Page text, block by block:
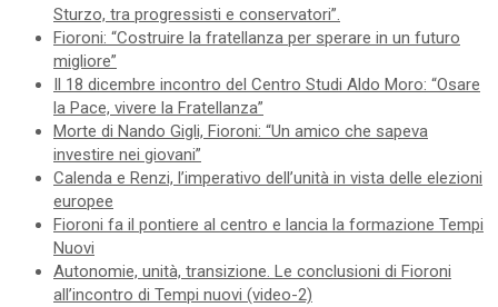
Sturzo, tra progressisti e conservatori”.
Fioroni: “Costruire la fratellanza per sperare in un futuro
migliore”
Il 18 dicembre incontro del Centro Studi Aldo Moro: “Osare
la Pace, vivere la Fratellanza”
Morte di Nando Gigli, Fioroni: “Un amico che sapeva
investire nei giovani”
Calenda e Renzi, l’imperativo dell’unità in vista delle elezioni
europee
Fioroni fa il pontiere al centro e lancia la formazione Tempi
Nuovi
Autonomie, unità, transizione. Le conclusioni di Fioroni
all’incontro di Tempi nuovi (video-2)